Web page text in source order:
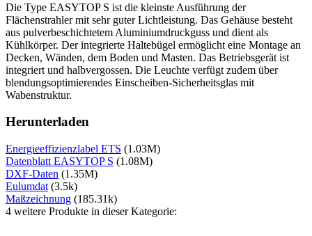
Die Type EASYTOP S ist die kleinste Ausführung der
Flächenstrahler mit sehr guter Lichtleistung. Das Gehäuse besteht
aus pulverbeschichtetem Aluminiumdruckguss und dient als
Kühlkörper. Der integrierte Haltebügel ermöglicht eine Montage an
Decken, Wänden, dem Boden und Masten. Das Betriebsgerät ist
integriert und halbvergossen. Die Leuchte verfügt zudem über
blendungsoptimierendes Einscheiben-Sicherheitsglas mit
Wabenstruktur.
Herunterladen
Energieeffizienzlabel ETS (1.03M)
Datenblatt EASYTOP S (1.08M)
DXF-Daten (1.35M)
Eulumdat (3.5k)
Maßzeichnung (185.31k)
4 weitere Produkte in dieser Kategorie: